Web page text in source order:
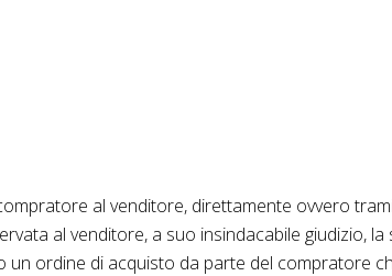
al venditore, direttamente ovvero
al venditore, a suo insindacabile giudizio,
un ordine di acquisto da parte del compratore